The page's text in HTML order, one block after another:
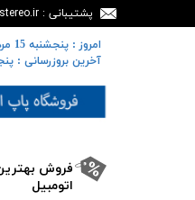
پشتیبانی : info@popstereo.ir
​فروش
اتومبیل​​​​​​​
​​امروز : پنجشنبه 15 مرداد 1405
​​​​​​​آخرین بروزرسانی : پنجشنبه 15 مرداد 1405